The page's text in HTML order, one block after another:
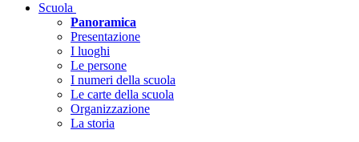
Scuola
Panoramica
Presentazione
I luoghi
Le persone
I numeri della scuola
Le carte della scuola
Organizzazione
La storia